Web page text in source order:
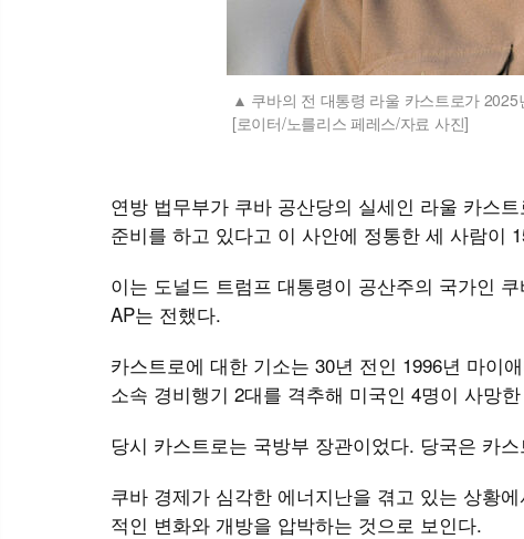
쿠바의 전 대통령 라울 카스트로가
[로이터/노를리스 페레스/자료 사진]
연방 법무부가 쿠바 공산당의 실세인 라울 카스
준비를 하고 있다고 이 사안에 정통한 세 사람이
이는 도널드 트럼프 대통령이 공산주의 국가인
AP는 전했다.
카스트로에 대한 기소는 30년 전인 1996년 마이
소속 경비행기 2대를 격추해 미국인 4명이 사망
당시 카스트로는 국방부 장관이었다. 당국은 카
쿠바 경제가 심각한 에너지난을 겪고 있는 상황
적인 변화와 개방을 압박하는 것으로 보인다.